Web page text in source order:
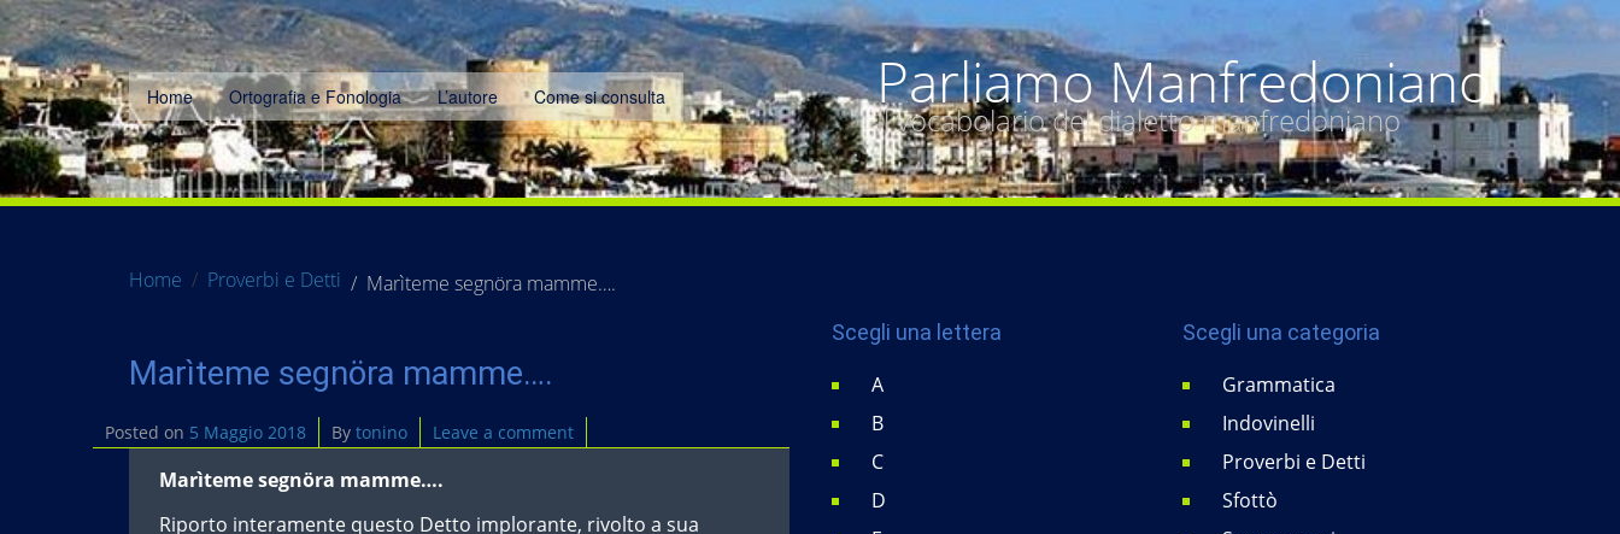
Parliamo Manfredoniano
Il vocabolario del dialetto manfredoniano
Home Ortografia e Fonologia L’autore Come si consulta
Home Proverbi e Detti Marìteme segnöra mamme….
Marìteme segnöra mamme….
Posted on 5 Maggio 2018 By tonino Leave a comment
Marìteme segnöra mamme….
Riporto interamente questo Detto implorante, rivolto a sua
Scegli una lettera
A
B
C
D
Scegli una categoria
Grammatica
Indovinelli
Proverbi e Detti
Sfottò